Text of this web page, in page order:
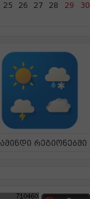
25 26 27 28 29
30
ამინდი რეგიონებში